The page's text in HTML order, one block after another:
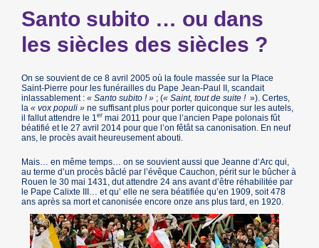
Santo subito … ou dans
les siècles des siècles ?
On se souvient de ce 8 avril 2005 où la foule massée sur la Place
Saint-Pierre pour les funérailles du Pape Jean-Paul II, scandait
inlassablement :« Santo subito ! » ; (« Saint, tout de suite ! »). Certes,
la « vox populi » ne suffisant plus pour porter quiconque sur les autels,
il fallut attendre le 1er mai 2011 pour que l’ancien Pape polonais fût
béatifié et le 27 avril 2014 pour que l’on fêtât sa canonisation. En neuf
ans, le procès avait heureusement abouti.
Mais… en même temps… on se souvient aussi que Jeanne d‘Arc qui,
au terme d’un procès bâclé par l’évêque Cauchon, périt sur le bûcher à
Rouen le 30 mai 1431, dut attendre 24 ans avant d’être réhabilitée par
le Pape Calixte III… et qu’ elle ne sera béatifiée qu’en 1909, soit 478
ans après sa mort et canonisée encore onze ans plus tard, en 1920.